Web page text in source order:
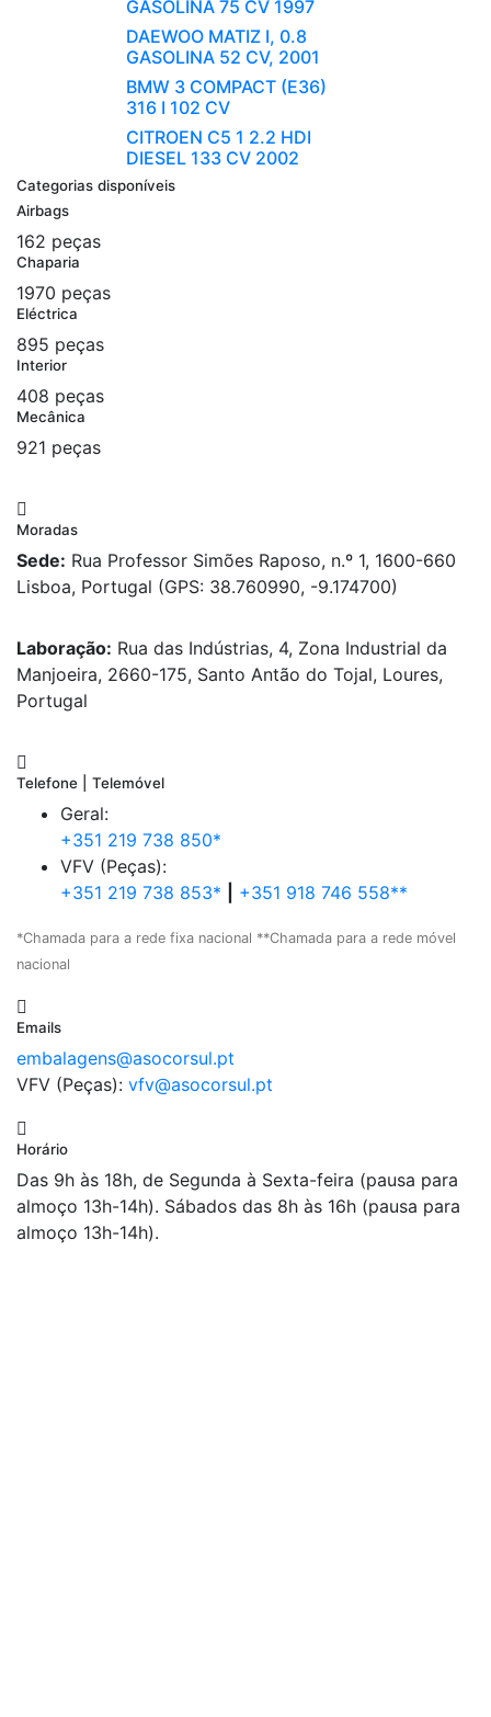
GASOLINA 75 CV 1997
DAEWOO MATIZ I, 0.8
GASOLINA 52 CV, 2001
BMW 3 COMPACT (E36)
316 I 102 CV
CITROEN C5 1 2.2 HDI
DIESEL 133 CV 2002
Categorias disponíveis
Airbags
162 peças
Chaparia
1970 peças
Eléctrica
895 peças
Interior
408 peças
Mecânica
921 peças
Moradas
Sede: Rua Professor Simões Raposo, n.º 1, 1600-660
Lisboa, Portugal (GPS: 38.760990, -9.174700)
Laboração: Rua das Indústrias, 4, Zona Industrial da
Manjoeira, 2660-175, Santo Antão do Tojal, Loures,
Portugal
Telefone | Telemóvel
Geral:
+351 219 738 850*
VFV (Peças):
+351 219 738 853*
+351 918 746 558**
*Chamada para a rede fixa nacional **Chamada para a rede móvel
nacional
Emails
embalagens@asocorsul.pt
VFV (Peças): vfv@asocorsul.pt
Horário
Das 9h às 18h, de Segunda à Sexta-feira (pausa para
almoço 13h-14h). Sábados das 8h às 16h (pausa para
almoço 13h-14h).